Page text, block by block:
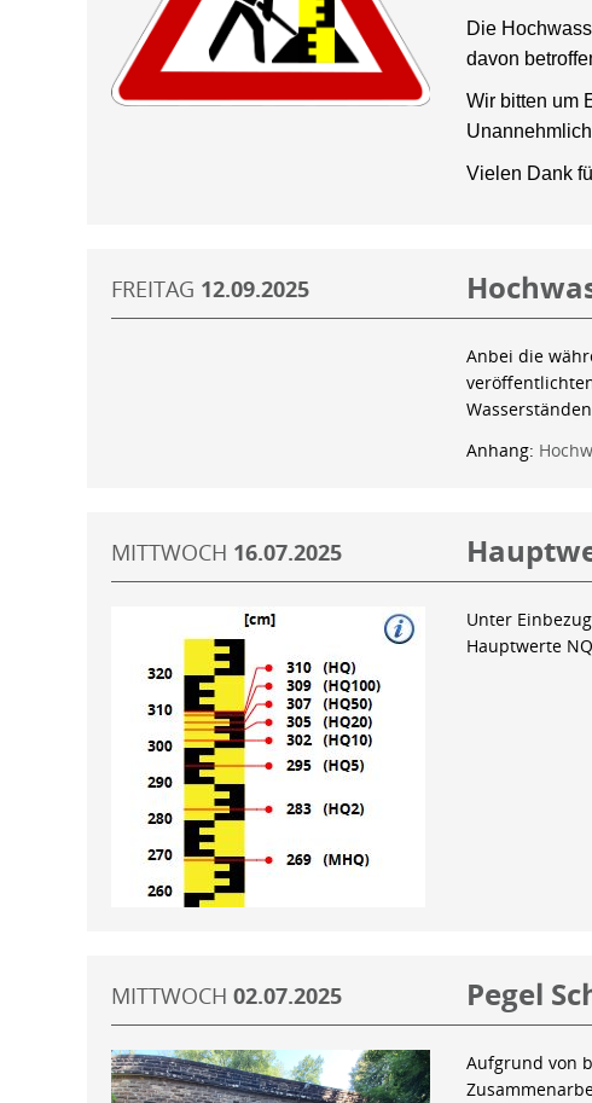
Die
davon
Wir bitten um
Vielen Dank
FREITAG 12.09.2025
Anbei die
Anhang:
MITTWOCH 16.07.2025
Unter
Hauptwerte
MITTWOCH 02.07.2025 Pegel
Aufgrund von